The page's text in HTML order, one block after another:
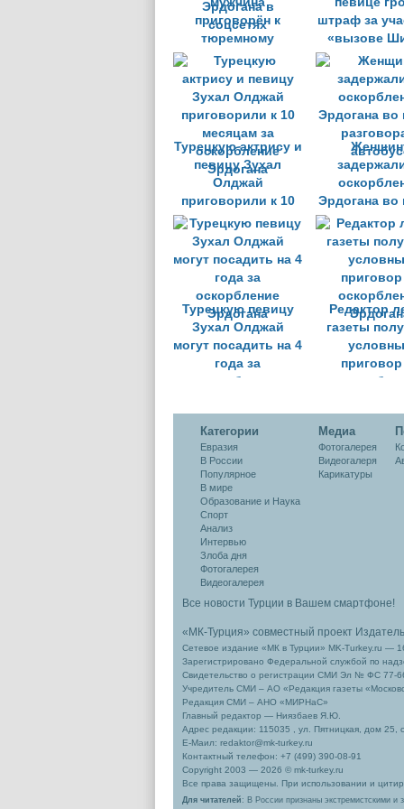
приговорён к
тюремному
заключению за
оскорбление
Эрдогана в
соцсетях
штраф за
«вызове
Турецкую актрису и
певицу Зухал
Олджай
приговорили к 10
месяцам за
оскорбление
Эрдогана
Эрдогана во
Турецкую певицу
Зухал Олджай
могут посадить на 4
года за
оскорбление
Редактор
газеты
приговор
Категории
Евразия
В России
Популярное
В мире
Образование и Наука
Спорт
Анализ
Интервью
Злоба дня
Фотогалерея
Видеогалерея
Медиа
Фотогалерея
Видеогалеря
Карикатуры
Все новости Турции в Вашем смартфоне!
«МК-Турция» совместный проект
Сетевое издание «МК в Турции» MK-Turkey.ru —
Зарегистрировано Федеральной службой по
Свидетельство о регистрации СМИ Эл № ФС 77-
Учредитель СМИ – АО «Редакция газеты
Редакция СМИ – АНО «МИРНаС»
Главный редактор — Ниязбаев Я.Ю.
Адрес редакции: 115035 , ул. Пятницкая, дом 25,
Е-Маил: redaktor@mk-turkey.ru
Контактный телефон: +7 (499) 390-08-91
Copyright 2003 — 2026 © mk-turkey.ru
Все права защищены. При использовании и
Для читателей : В России признаны экстремистскими и